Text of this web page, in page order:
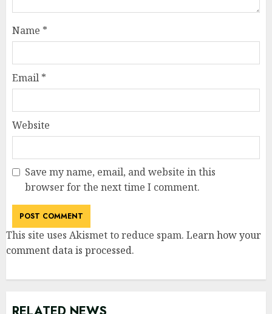
Name *
Email *
Website
Save my name, email, and website in this
browser for the next time I comment.
This site uses Akismet to reduce spam. Learn how your
comment data is processed.